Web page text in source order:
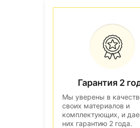
Гарантия 2
Мы уверены в
своих материалов и
комплектующих, и
них гарантию 2 года.